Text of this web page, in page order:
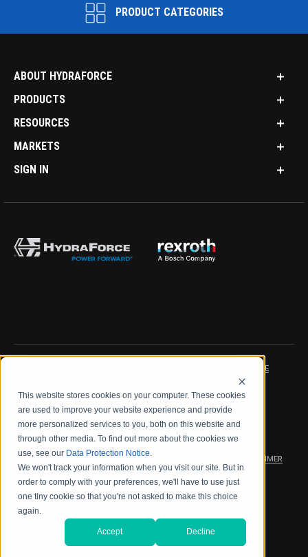
This website stores cookies on your computer. These cookies
are used to improve your website experience and provide
more personalized services to you, both on this website and
through other media. To find out more about the cookies we
use, see our Data Protection Notice.
We won't track your information when you visit our site. But in
order to comply with your preferences, we'll have to use just
one tiny cookie so that you're not asked to make this choice
again.
Accept Decline
PRODUCT CATEGORIES
ABOUT HYDRAFORCE
PRODUCTS
RESOURCES
MARKETS
SIGN IN
DATA PROTECTION NOTICE
LEGAL NOTICE TERMS & CONDITIONS
QUALITY CERTIFICATIONS CODE OF CONDUCT
PRODUCT SECURITY WARRANTY/PRODUCT DISCLAIMER
WEB ACCESSIBILITY
2026 海德拉福斯公司